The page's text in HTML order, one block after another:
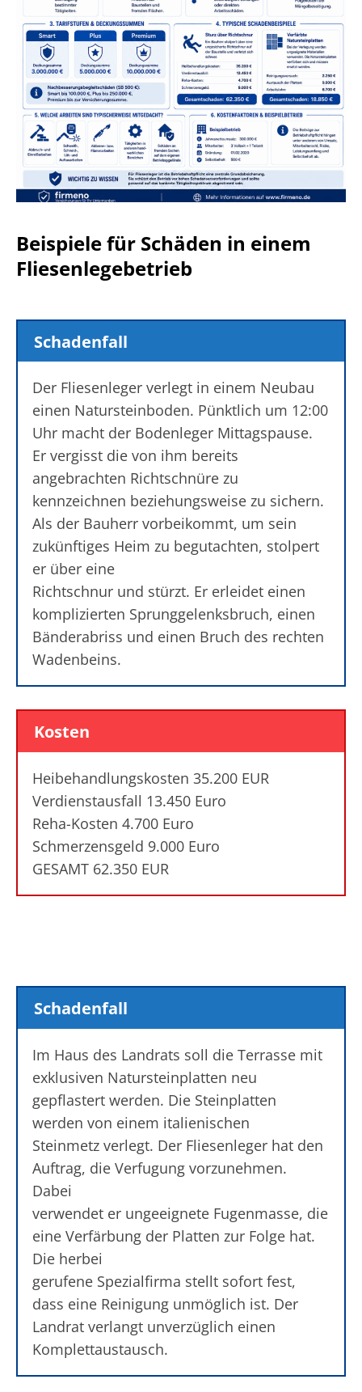
Beispiele für Schäden in einem
Fliesenlegebetrieb
Schadenfall
Der Fliesenleger verlegt in einem Neubau
einen Natursteinboden. Pünktlich um 12:00
Uhr macht der Bodenleger Mittagspause.
Er vergisst die von ihm bereits
angebrachten Richtschnüre zu
kennzeichnen beziehungsweise zu sichern.
Als der Bauherr vorbeikommt, um sein
zukünftiges Heim zu begutachten, stolpert
er über eine
Richtschnur und stürzt. Er erleidet einen
komplizierten Sprunggelenksbruch, einen
Bänderabriss und einen Bruch des rechten
Wadenbeins.
Kosten
Heibehandlungskosten 35.200 EUR
Verdienstausfall 13.450 Euro
Reha-Kosten 4.700 Euro
Schmerzensgeld 9.000 Euro
GESAMT 62.350 EUR
Schadenfall
Im Haus des Landrats soll die Terrasse mit
exklusiven Natursteinplatten neu
gepflastert werden. Die Steinplatten
werden von einem italienischen
Steinmetz verlegt. Der Fliesenleger hat den
Auftrag, die Verfugung vorzunehmen.
Dabei
verwendet er ungeeignete Fugenmasse, die
eine Verfärbung der Platten zur Folge hat.
Die herbei
gerufene Spezialfirma stellt sofort fest,
dass eine Reinigung unmöglich ist. Der
Landrat verlangt unverzüglich einen
Komplettaustausch.